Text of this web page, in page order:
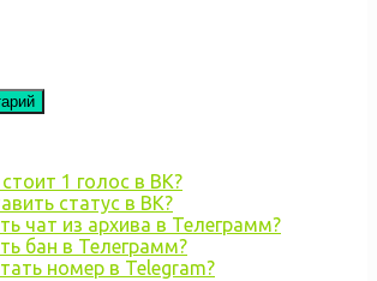
1 голос в ВК?
статус в ВК?
чат из архива в Телеграмм?
бан в Телеграмм?
номер в Telegram?